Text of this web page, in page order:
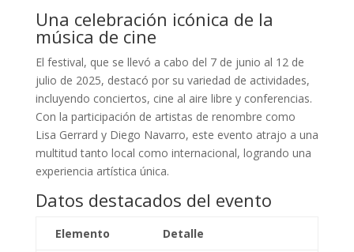
Una celebración icónica de la
música de cine
El festival, que se llevó a cabo del 7 de junio al 12 de
julio de 2025, destacó por su variedad de actividades,
incluyendo conciertos, cine al aire libre y conferencias.
Con la participación de artistas de renombre como
Lisa Gerrard y Diego Navarro, este evento atrajo a una
multitud tanto local como internacional, logrando una
experiencia artística única.
Datos destacados del evento
Elemento Detalle